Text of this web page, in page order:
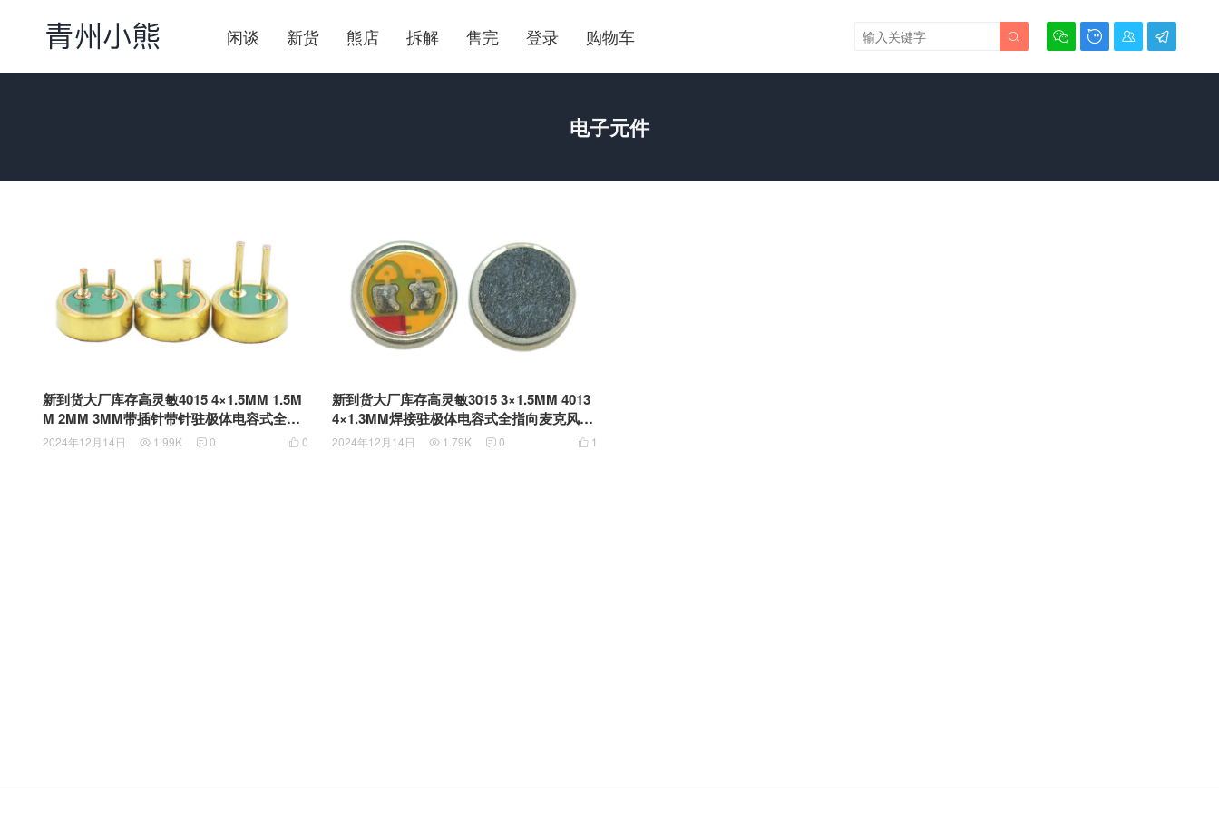
闲谈 新货 熊店 拆解 售完 登录 购物车    

电子元件
新到货大厂库存高灵敏4015 4×1.5MM 1.5M
M 2MM 3MM带插针带针驻极体电容式全指
向麦克风咪芯传声器
 0
2024年12月14日  1.99K  0
新到货大厂库存高灵敏3015 3×1.5MM 4013
4×1.3MM焊接驻极体电容式全指向麦克风咪
芯传声器
 1
2024年12月14日  1.79K  0